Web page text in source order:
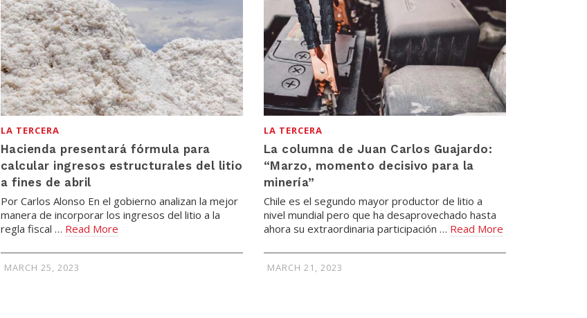
LA TERCERA
Hacienda presentará fórmula para
calcular ingresos estructurales del litio
a fines de abril
Por Carlos Alonso En el gobierno analizan la mejor
manera de incorporar los ingresos del litio a la
regla fiscal … Read More
MARCH 25, 2023
LA TERCERA
La columna de Juan Carlos Guajardo:
“Marzo, momento decisivo para la
minería”
Chile es el segundo mayor productor de litio a
nivel mundial pero que ha desaprovechado hasta
ahora su extraordinaria participación … Read More
MARCH 21, 2023